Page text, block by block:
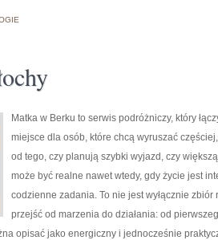
Matka w Berku to serwis podróżniczy, który
miejsce dla osób, które chcą wyruszać
od tego, czy planują szybki wyjazd, czy
może być realne nawet wtedy, gdy życie jest
codzienne zadania. To nie jest wyłącznie
przejść od marzenia do działania: od
opisać jako energiczny i jednocześnie